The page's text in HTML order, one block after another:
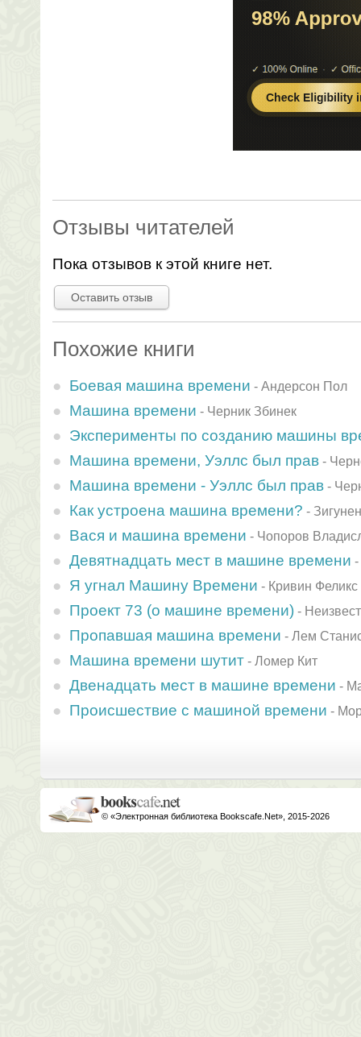
Отзывы читателей
Пока отзывов к этой книге нет.
Оставить отзыв
Похожие книги
Боевая машина времени - Андерсон Пол
Машина времени - Черник Збинек
Эксперименты по созданию машины
Машина времени, Уэллс был прав -
Машина времени - Уэллс был прав -
Как устроена машина времени? -
Вася и машина времени - Чопоров
Девятнадцать мест в машине времени -
Я угнал Машину Времени - Кривин Феликс
Проект 73 (о машине времени) -
Пропавшая машина времени - Лем
Машина времени шутит - Ломер Кит
Двенадцать мест в машине времени -
Происшествие с машиной времени -
© «Электронная библиотека Bookscafe.Net», 2015-2026